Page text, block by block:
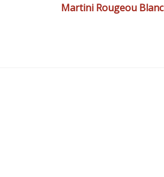
Martini Rougeou Blanc